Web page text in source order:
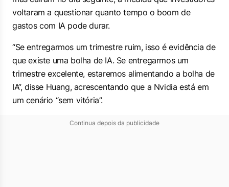
voltaram a questionar quanto tempo o boom de
gastos com IA pode durar.
“Se entregarmos um trimestre ruim, isso é evidência de
que existe uma bolha de IA. Se entregarmos um
trimestre excelente, estaremos alimentando a bolha de
IA”, disse Huang, acrescentando que a Nvidia está em
um cenário “sem vitória”.
Continua depois da publicidade